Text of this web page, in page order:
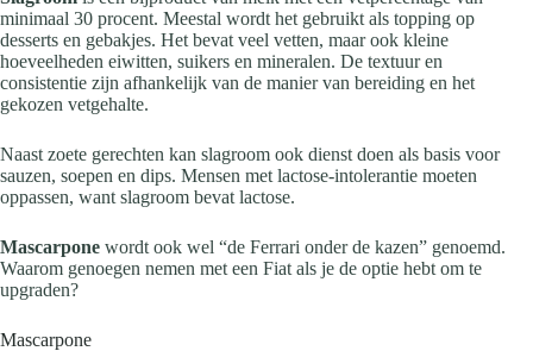
minimaal 30 procent. Meestal wordt het gebruikt als topping op
desserts en gebakjes. Het bevat veel vetten, maar ook kleine
hoeveelheden eiwitten, suikers en mineralen. De textuur en
consistentie zijn afhankelijk van de manier van bereiding en het
gekozen vetgehalte.
Naast zoete gerechten kan slagroom ook dienst doen als basis voor
sauzen, soepen en dips. Mensen met lactose-intolerantie moeten
oppassen, want slagroom bevat lactose.
Mascarpone wordt ook wel “de Ferrari onder de kazen” genoemd.
Waarom genoegen nemen met een Fiat als je de optie hebt om te
upgraden?
Mascarpone